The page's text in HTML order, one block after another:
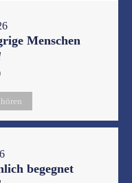
Menschen
begegnet